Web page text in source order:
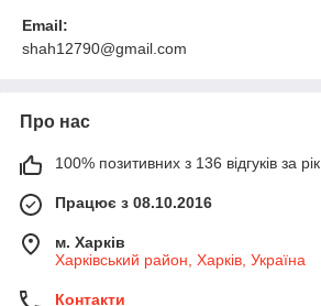
Email:
shah12790@gmail.com
Про нас
100% позитивних з 136 відгуків за рік
Працює з 08.10.2016
м. Харків
Харківський район, Харків, Україна
Контакти